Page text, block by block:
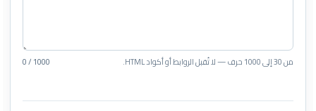
من 30 إلى 1000 حرف — لا تُقبل الروابط أو أكواد HTML. 0 / 1000